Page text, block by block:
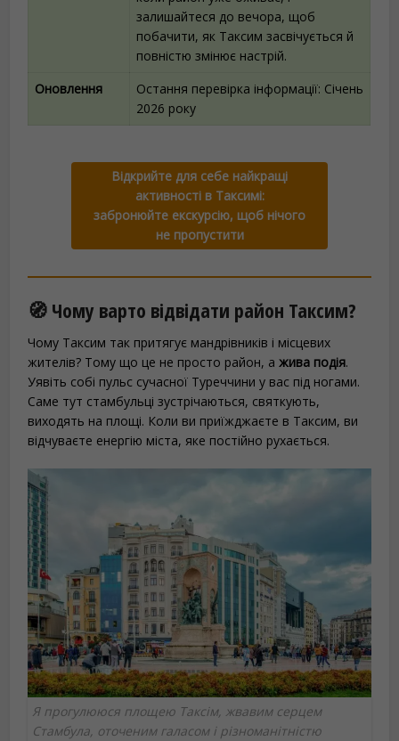
залишайтеся до вечора, щоб
побачити, як Таксим засвічується й
повністю змінює настрій.
Оновлення
Остання перевірка інформації: Січень
2026 року
Відкрийте для себе найкращі
активності в Таксимі:
забронюйте екскурсію, щоб нічого
не пропустити
🧭 Чому варто відвідати район Таксим?
Чому Таксим так притягує мандрівників і місцевих
жителів? Тому що це не просто район, а жива подія.
Уявіть собі пульс сучасної Туреччини у вас під ногами.
Саме тут стамбульці зустрічаються, святкують,
виходять на площі. Коли ви приїжджаєте в Таксим, ви
відчуваєте енергію міста, яке постійно рухається.
Я прогулююся площею Таксім, жвавим серцем
Стамбула, оточеним галасом і різноманітністю